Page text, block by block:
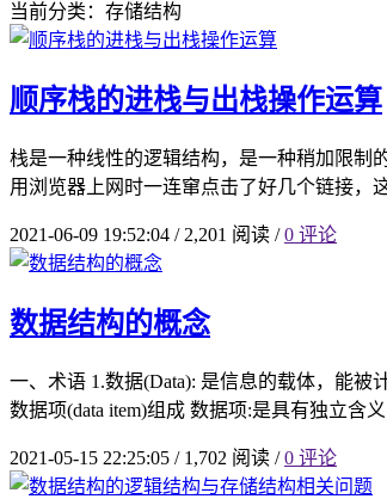
当前分类：存储结构
顺序栈的进栈与出栈操作运算
栈是一种线性的逻辑结构，是一种稍加限制
用浏览器上网时一连窜点击了好几个链接
2021-06-09 19:52:04 /2,201 阅读 / 0 评论
数据结构的概念
一、术语 1.数据(Data): 是信息的载体，能被
数据项(data item)组成 数据项:是具有独立含
2021-05-15 22:25:05 /1,702 阅读 / 0 评论